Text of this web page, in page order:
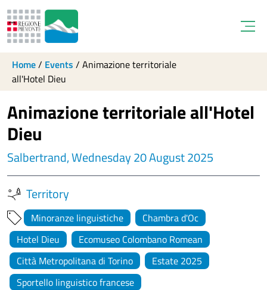
Home/ Events / Animazione territoriale
all'Hotel Dieu
Animazione territoriale all'Hotel
Dieu
Salbertrand, Wednesday 20 August 2025
Territory
Minoranze linguistiche
Chambra d'Oc
Hotel Dieu
Ecomuseo Colombano Romean
Città Metropolitana di Torino
Estate 2025
Sportello linguistico francese